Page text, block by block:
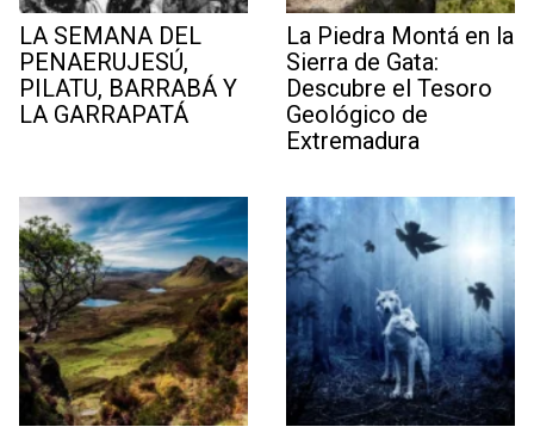
LA SEMANA DEL
PENAERUJESÚ,
PILATU, BARRABÁ Y
LA GARRAPATÁ
La Piedra Montá en la
Sierra de Gata:
Descubre el Tesoro
Geológico de
Extremadura